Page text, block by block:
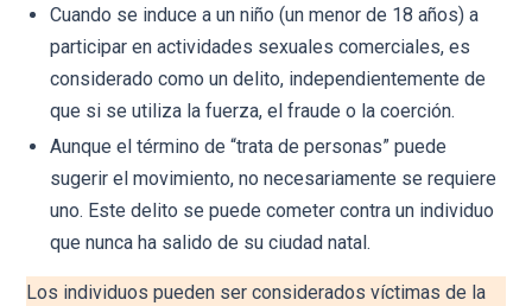
Cuando se induce a un niño (un menor de 18 años) a
participar en actividades sexuales comerciales, es
considerado como un delito, independientemente de
que si se utiliza la fuerza, el fraude o la coerción.
Aunque el término de “trata de personas” puede
sugerir el movimiento, no necesariamente se requiere
uno. Este delito se puede cometer contra un individuo
que nunca ha salido de su ciudad natal.
Los individuos pueden ser considerados víctimas de la